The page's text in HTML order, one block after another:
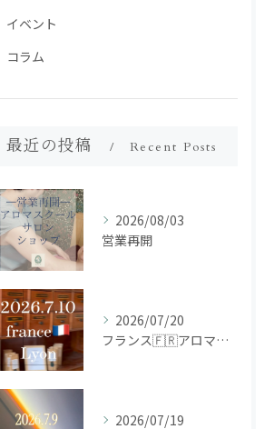
イベント
コラム
最近の投稿 Recent Posts
2026/08/03
営業再開
2026/07/20
フランス🇫🇷アロマ研修ツアー𝗱𝗮𝘆𝟮
2026/07/19